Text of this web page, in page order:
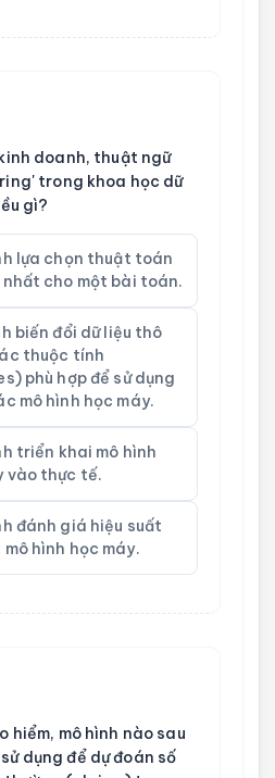
doanh, thuật ngữ
trong khoa học dữ
gì?
lựa chọn thuật toán
nhất cho một bài toán.
biến đổi dữ liệu thô
thuộc tính
phù hợp để sử dụng
mô hình học máy.
triển khai mô hình
vào thực tế.
đánh giá hiệu suất
hình học máy.
hiểm, mô hình nào sau
dụng để dự đoán số